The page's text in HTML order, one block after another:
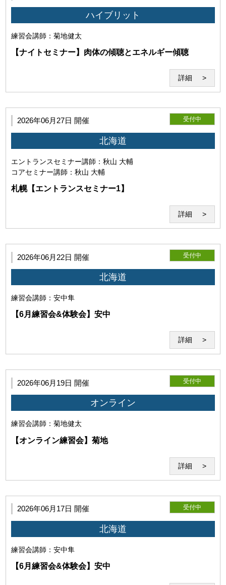
利用者は事前に自己の責任と費用においてZoomが利用可能
についての確認・接続テストを行うものとします。また、
Zoomが提示する各規約、ガイドラインを遵守し、正常にセ
ミナーが受講可能な環境を整えるものとします。尚、Zoom
(2)Zoomの利用目的
利用者の利用環境に起因し、セミナーの実施が不能となった
ー開始後に発生したZoomそのものの機能の不具合につい
て、当研究所はその責任を負わないものとします。
ハイブリット
練習会講師：菊地健太
【ナイトセミナー】肉体の傾聴とエネルギー傾聴
詳細
2026年06月27日 開催 受付中
北海道
エントランスセミナー講師：秋山 大輔
コアセミナー講師：秋山 大輔
札幌【エントランスセミナー1】
詳細
2026年06月22日 開催 受付中
北海道
練習会講師：安中隼
【6月練習会&体験会】安中
詳細
2026年06月19日 開催 受付中
オンライン
練習会講師：菊地健太
【オンライン練習会】菊地
詳細
2026年06月17日 開催 受付中
北海道
練習会講師：安中隼
【6月練習会&体験会】安中